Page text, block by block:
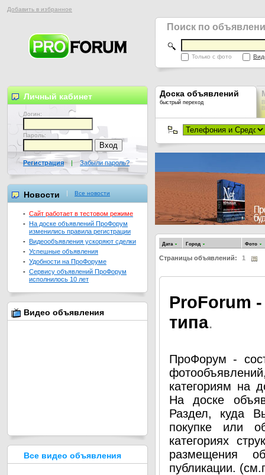
Добавить в избранное
Поиск по
Только с фото
Доска объявлений
быстрый переход
Дата Город Фото
Страницы объявлений: 1
ProForum
типа.
ПроФорум -
категориям на
На доске
Раздел, куда
покупке или
категориях
размещения
публикации.
Личный кабинет
Логин:
Пароль:
Регистрация | Забыли пароль?
Новости Все новости
- Сайт работает в тестовом режиме
- На доске объявлений ПроФорум
изменились правила регистрации
- Видеообъявления ускоряют сделки
- Успешные объявления
- Удобности на ПроФоруме
- Сервису объявлений ПроФорум
исполнилось 10 лет
Видео объявления
Все видео объявления